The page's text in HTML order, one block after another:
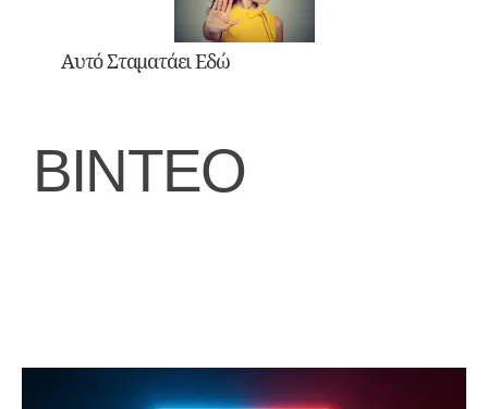
Αυτό Σταματάει Εδώ
ΒΙΝΤΕΟ